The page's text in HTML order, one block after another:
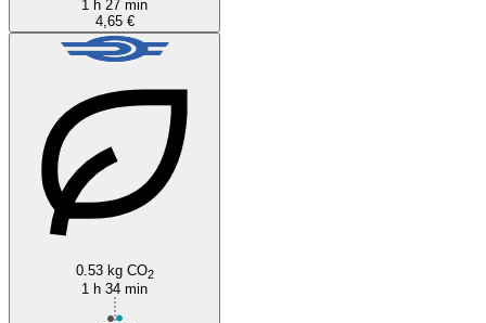
1 h 27 min
4,65 €
0.53 kg CO2
1 h 34 min